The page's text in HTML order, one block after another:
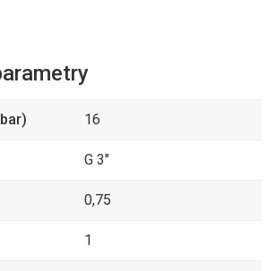
TANKER těsnění
profilované pro MK 3"
80 VITON
háčky KN 300 nerez
TANKER záslepka MB
16
G 3"
0,75
1